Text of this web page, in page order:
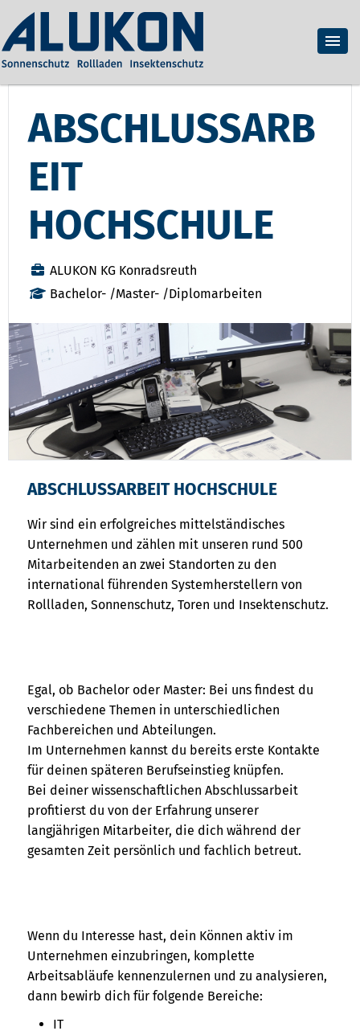
ABSCHLUSSARB
EIT
HOCHSCHULE
ALUKON KG Konradsreuth
Bachelor- /Master- /Diplomarbeiten
ABSCHLUSSARBEIT HOCHSCHULE
Wir sind ein erfolgreiches mittelständisches
Unternehmen und zählen mit unseren rund 500
Mitarbeitenden an zwei Standorten zu den
international führenden Systemherstellern von
Rollladen, Sonnenschutz, Toren und Insektenschutz.
Egal, ob Bachelor oder Master: Bei uns findest du
verschiedene Themen in unterschiedlichen
Fachbereichen und Abteilungen.
Im Unternehmen kannst du bereits erste Kontakte
für deinen späteren Berufseinstieg knüpfen.
Bei deiner wissenschaftlichen Abschlussarbeit
profitierst du von der Erfahrung unserer
langjährigen Mitarbeiter, die dich während der
gesamten Zeit persönlich und fachlich betreut.
Wenn du Interesse hast, dein Können aktiv im
Unternehmen einzubringen, komplette
Arbeitsabläufe kennenzulernen und zu analysieren,
dann bewirb dich für folgende Bereiche:
IT